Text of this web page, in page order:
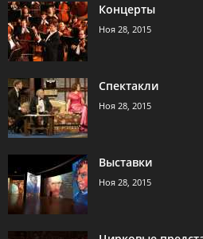
Концерты
Ноя 28, 2015
Спектакли
Ноя 28, 2015
Выставки
Ноя 28, 2015